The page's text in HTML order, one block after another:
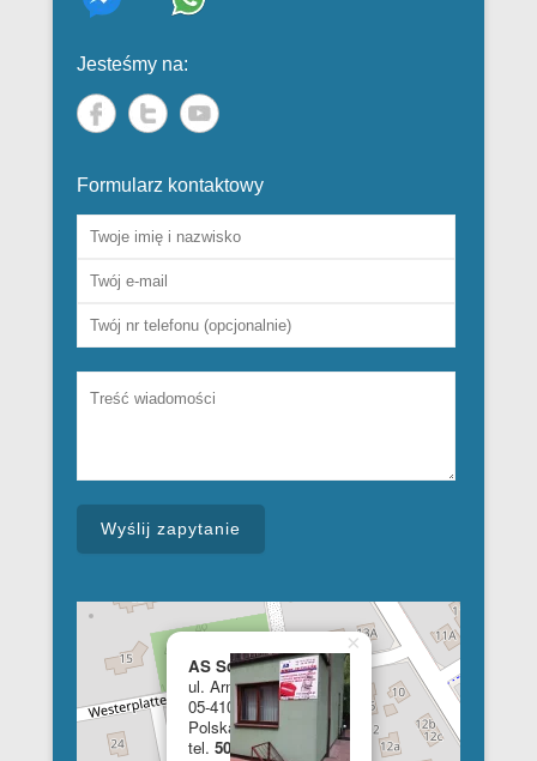
Jesteśmy na:
Formularz kontaktowy
AS School of English
ul. Armii Krajowej 28a
05-410 Józefów
Polska
tel. 508 348 681
×